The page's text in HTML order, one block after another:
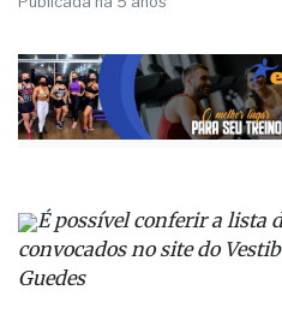
É possível conferir a lista
convocados no site do